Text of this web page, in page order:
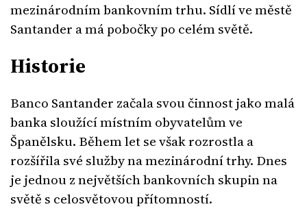
mezinárodním bankovním trhu. Sídlí ve městě
Santander a má pobočky po celém světě.
Historie
Banco Santander začala svou činnost jako malá
banka sloužící místním obyvatelům ve
Španělsku. Během let se však rozrostla a
rozšířila své služby na mezinárodní trhy. Dnes
je jednou z největších bankovních skupin na
světě s celosvětovou přítomností.